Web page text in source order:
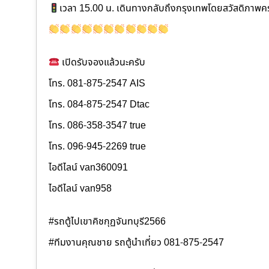
เวลา 15.00 น. เดินทางกลับถึงกรุงเทพโดยสวัสดิภาพ
เปิดรับจองแล้วนะครับ
โทร. 081-875-2547 AIS
โทร. 084-875-2547 Dtac
โทร. 086-358-3547 true
โทร. 096-945-2269 true
ไอดีไลน์ van360091
ไอดีไลน์ van958
#รถตู้ไปเขาคิชกุฏจันทบุรี2566
#ทีมงานคุณชาย รถตู้นำเที่ยว 081-875-2547